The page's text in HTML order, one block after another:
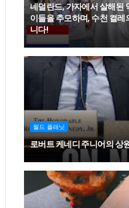
네덜란드, 가자에서 살해
이들을 추모하며, 수천 켤
니다!
월드 플래닛
로버트 케네디 주니어의 상